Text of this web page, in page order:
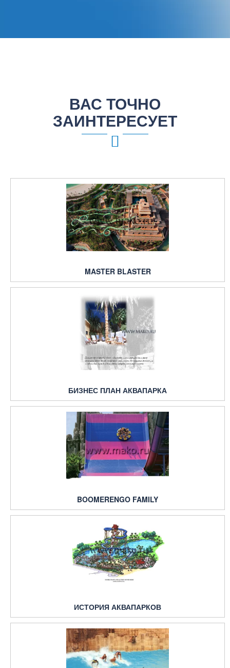
ВАС ТОЧНО
ЗАИНТЕРЕСУЕТ
MASTER BLASTER
БИЗНЕС ПЛАН АКВАПАРКА
BOOMERENGO FAMILY
ИСТОРИЯ АКВАПАРКОВ